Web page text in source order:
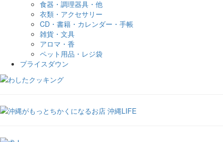
食器・調理器具・他
衣類・アクセサリー
CD・書籍・カレンダー・手帳
雑貨・文具
アロマ・香
ペット用品・レジ袋
プライスダウン